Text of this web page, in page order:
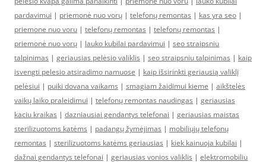
pardavimui | priemonė nuo vorų | telefonų remontas | kas yra seo |
priemone nuo voru | telefonų remontas | telefonų remontas |
priemonė nuo vorų | lauko kubilai pardavimui | seo straipsniu
talpinimas | geriausias pelėsio valiklis | seo straipsniu talpinimas | kaip
isvengti pelesio atsiradimo namuose | kaip išsirinkti geriausią valiklį
pelėsiui | puiki dovana vaikams | smagiam žaidimui kieme | aikštelės
vaikų laiko praleidimui | telefonų remontas naudingas | geriausias
kaciu kraikas | dazniausiai gendantys telefonai | geriausias maistas
sterilizuotoms katėms | padangų žymėjimas | mobiliųjų telefonų
remontas | sterilizuotoms katėms geriausias | kiek kainuoja kubilai |
dažnai gendantys telefonai | geriausias vonios valiklis | elektromobiliu